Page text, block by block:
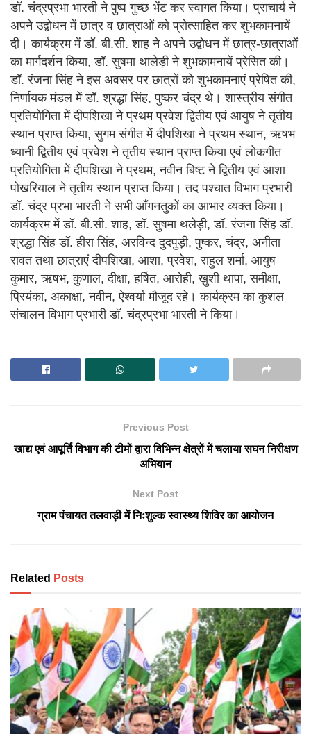
डॉ. चंद्रप्रभा भारती ने पुष्प गुच्छ भेंट कर स्वागत किया। प्राचार्य ने
अपने उद्बोधन में छात्र व छात्राओं को प्रोत्साहित कर शुभकामनायें
दी। कार्यक्रम में डॉ. बी.सी. शाह ने अपने उद्बोधन में छात्र-छात्राओं
का मार्गदर्शन किया, डॉ. सुषमा थालेड़ी ने शुभकामनायें प्रेसित की।
डॉ. रंजना सिंह ने इस अवसर पर छात्रों को शुभकामनाएं प्रेषित की,
निर्णायक मंडल में डॉ. श्रद्धा सिंह, पुष्कर चंद्र थे। शास्त्रीय संगीत
प्रतियोगिता में दीपशिखा ने प्रथम प्रवेश द्वितीय एवं आयुष ने तृतीय
स्थान प्राप्त किया, सुगम संगीत में दीपशिखा ने प्रथम स्थान, ऋषभ
ध्यानी द्वितीय एवं प्रवेश ने तृतीय स्थान प्राप्त किया एवं लोकगीत
प्रतियोगिता में दीपशिखा ने प्रथम, नवीन बिष्ट ने द्वितीय एवं आशा
पोखरियाल ने तृतीय स्थान प्राप्त किया। तद पश्चात विभाग प्रभारी
डॉ. चंद्र प्रभा भारती ने सभी आँगनतुकों का आभार व्यक्त किया।
कार्यक्रम में डॉ. बी.सी. शाह, डॉ. सुषमा थलेड़ी, डॉ. रंजना सिंह डॉ.
श्रद्धा सिंह डॉ. हीरा सिंह, अरविन्द दुदपुड़ी, पुष्कर, चंद्र, अनीता
रावत तथा छात्राएं दीपशिखा, आशा, प्रवेश, राहुल शर्मा, आयुष
कुमार, ऋषभ, कुणाल, दीक्षा, हर्षित, आरोही, ख़ुशी थापा, समीक्षा,
प्रियंका, अकाक्षा, नवीन, ऐश्वर्या मौजूद रहे। कार्यक्रम का कुशल
संचालन विभाग प्रभारी डॉ. चंद्रप्रभा भारती ने किया।
Previous Post
खाद्य एवं आपूर्ति विभाग की टीमों द्वारा विभिन्न क्षेत्रों में चलाया सघन निरीक्षण
अभियान
Next Post
ग्राम पंचायत तलवाड़ी में निःशुल्क स्वास्थ्य शिविर का आयोजन
Related Posts